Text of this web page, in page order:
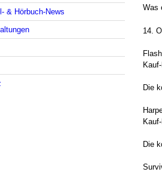
& Hörbuch-News
Was
14.
Die
Die